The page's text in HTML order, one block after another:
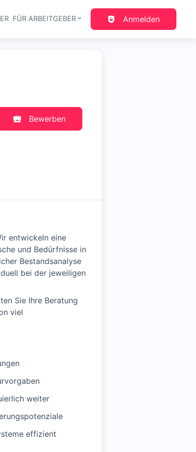
FÜR ARBEITGEBER Anmelden
Bewerben
entwickeln eine
und Bedürfnisse in
Bestandsanalyse
bei der jeweiligen
Sie Ihre Beratung
viel
weiter
effizient